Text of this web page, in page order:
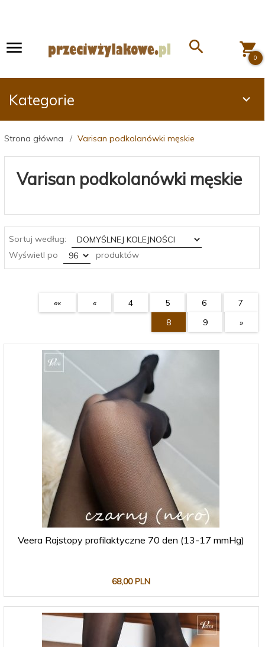
0
Kategorie
Strona główna Varisan podkolanówki męskie
Varisan podkolanówki męskie
Sortuj według:
sort
Wyświetl po
pop produktów
«« « 4 5 6
7
8
9 »
Veera Rajstopy profilaktyczne 70 den (13-17 mmHg)
68,00 PLN